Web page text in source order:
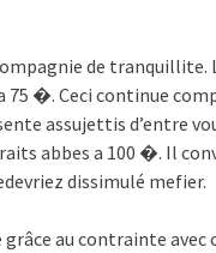
de tranquillite.
75 �. Ceci continue
assujettis d’entre
abbes a 100 �. Il
dissimulé mefier.
au contrainte avec